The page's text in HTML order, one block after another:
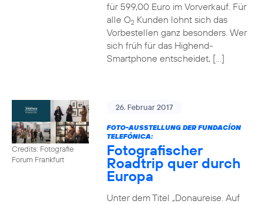
für 599,00 Euro im Vorverkauf. Für
alle O2Kunden lohnt sich das
Vorbestellen ganz besonders. Wer
sich früh für das Highend-
Smartphone entscheidet, […]
Credits: Fotografie
Forum Frankfurt
26. Februar 2017
FOTO-AUSSTELLUNG DER FUNDACÍON
TELEFÓNICA:
Fotografischer
Roadtrip quer durch
Europa
Unter dem Titel „Donaureise. Auf